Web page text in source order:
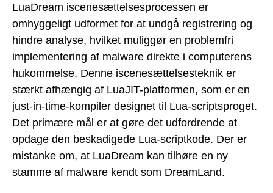
LuaDream iscenesættelsesprocessen er
omhyggeligt udformet for at undgå registrering og
hindre analyse, hvilket muliggør en problemfri
implementering af malware direkte i computerens
hukommelse. Denne iscenesættelsesteknik er
stærkt afhængig af LuaJIT-platformen, som er en
just-in-time-kompiler designet til Lua-scriptsproget.
Det primære mål er at gøre det udfordrende at
opdage den beskadigede Lua-scriptkode. Der er
mistanke om, at LuaDream kan tilhøre en ny
stamme af malware kendt som DreamLand.